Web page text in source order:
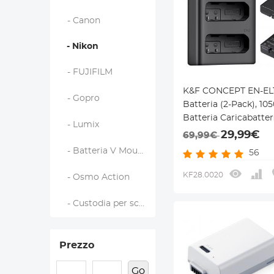
- Canon
- Nikon
- FUJIFILM
- Gopro
- Lumix
- Batteria V Mount
- Osmo Action
- Custodia per scheda di memoria
Prezzo
Go
K&F CONCEPT EN-
Batteria (2-Pack),
Batteria
Slot Compatibile con
D3400 D5500
P7700 P7200 P7100
69,99€29,99€
56
KF28.0020